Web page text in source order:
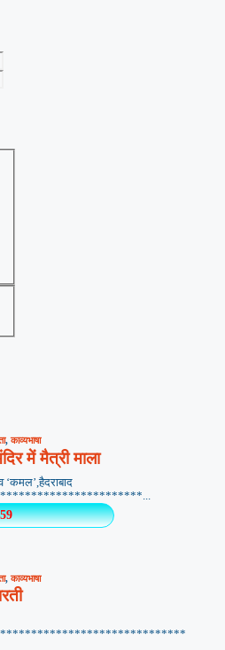
,काव्यभाषा
में मैत्री माला
,काव्यभाषा